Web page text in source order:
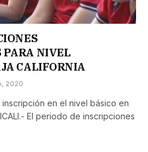
NIVEL
CALIFORNIA
2020
en el nivel básico en
El periodo de inscripciones